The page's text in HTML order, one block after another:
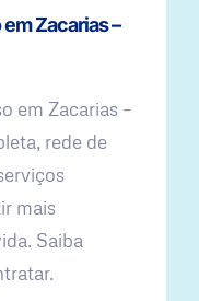
Zacarias –
em Zacarias –
rede de
mais
Saiba